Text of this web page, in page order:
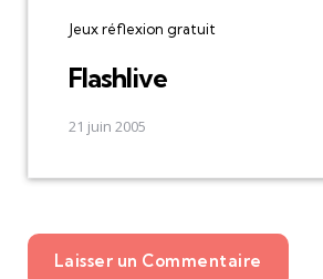
Jeux réflexion gratuit
Flashlive
21 juin 2005
Laisser un Commentaire